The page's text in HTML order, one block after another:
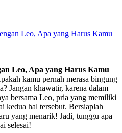
Leo, Apa yang Harus Kamu
Leo, Apa yang Harus Kamu
kamu pernah merasa bingung
Jangan khawatir, karena dalam
bersama Leo, pria yang memiliki
kedua hal tersebut. Bersiaplah
yang menarik! Jadi, tunggu apa
selesai!